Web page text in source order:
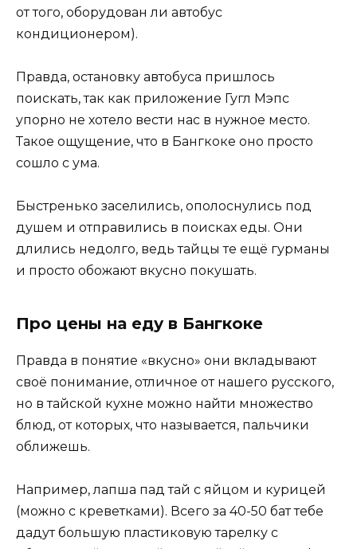
от того, оборудован ли автобус
кондиционером).
Правда, остановку автобуса пришлось
поискать, так как приложение Гугл Мэпс
упорно не хотело вести нас в нужное место.
Такое ощущение, что в Бангкоке оно просто
сошло с ума.
Быстренько заселились, ополоснулись под
душем и отправились в поисках еды. Они
длились недолго, ведь тайцы те ещё гурманы
и просто обожают вкусно покушать.
Про цены на еду в Бангкоке
Правда в понятие «вкусно» они вкладывают
своё понимание, отличное от нашего русского,
но в тайской кухне можно найти множество
блюд, от которых, что называется, пальчики
оближешь.
Например, лапша пад тай с яйцом и курицей
(можно с креветками). Всего за 40-50 бат тебе
дадут большую пластиковую тарелку с